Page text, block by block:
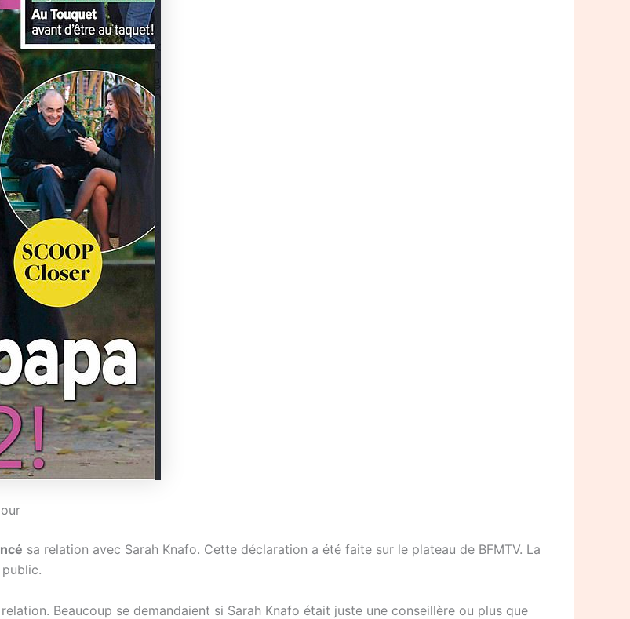
sa relation avec Sarah Knafo. Cette déclaration a été faite sur le plateau de BFMTV. La
Beaucoup se demandaient si Sarah Knafo était juste une conseillère ou plus que